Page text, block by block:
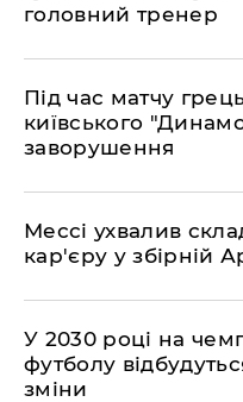
головний тренер
Під час матчу
київського
заворушення
Мессі ухвалив
кар'єру у збірній
У 2030 році на
футболу
зміни